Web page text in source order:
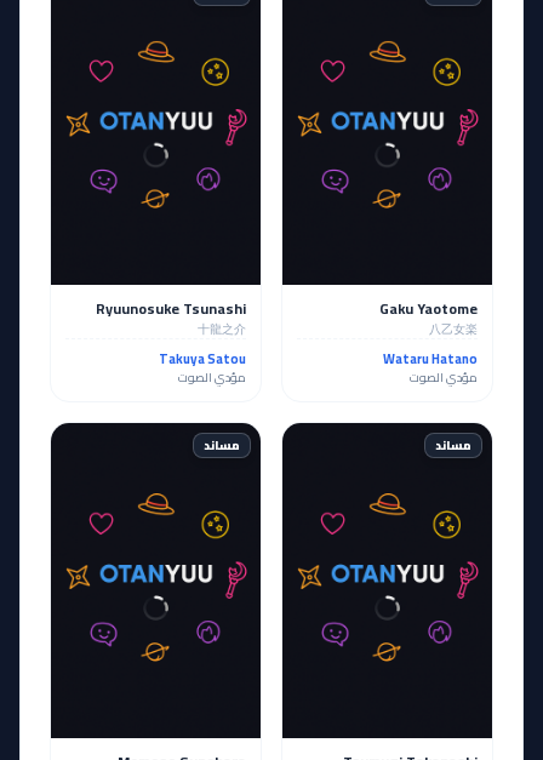
Gaku Yaotome
八乙女楽
Wataru Hatano
مؤدي الصوت
Ryuunosuke Tsunashi
十龍之介
Takuya Satou
مؤدي الصوت
مساند مساند